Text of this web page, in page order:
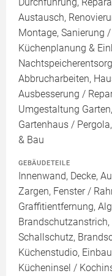
Austausch,
Montage, Sanierung
Küchenplanung &
Abbrucharbeiten,
Ausbesserung /
Umgestaltung
Gartenhaus /
& Bau
GEBÄUDETEILE
Innenwand, Decke,
Zargen, Fenster /
Graffitientfernung,
Schallschutz,
Küchenstudio,
Kücheninsel /